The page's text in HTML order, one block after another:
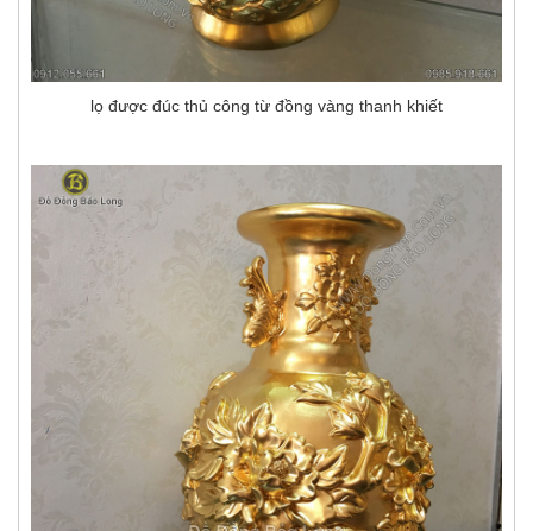
lọ được đúc thủ công từ đồng vàng thanh khiết